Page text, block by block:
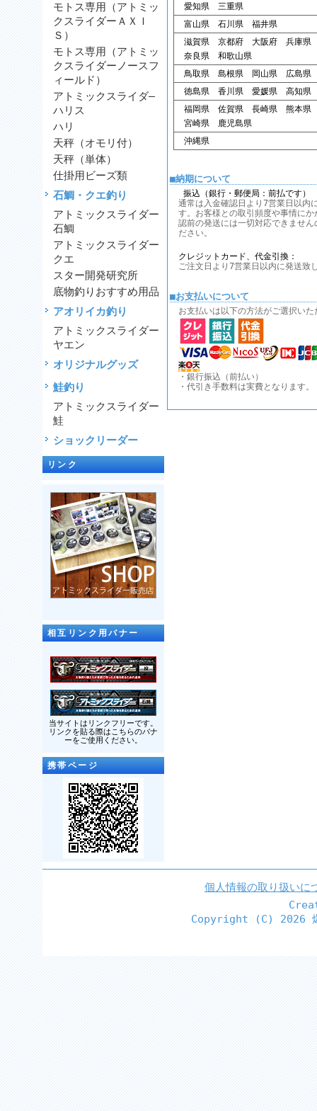
モトス専用（アトミッ
クスライダーＡＸＩ
Ｓ）
モトス専用（アトミッ
クスライダーノースフ
ィールド）
アトミックスライダ―
ハリス
ハリ
天秤（オモリ付）
天秤（単体）
仕掛用ビーズ類
石鯛・クエ釣り
アトミックスライダー
石鯛
アトミックスライダー
クエ
スター開発研究所
底物釣りおすすめ用品
アオリイカ釣り
アトミックスライダー
ヤエン
オリジナルグッズ
鮭釣り
アトミックスライダー
鮭
ショックリーダー
リンク
相互リンク用バナー
当サイトはリンクフリーです。
リンクを貼る際はこちらのバナ
ーをご使用ください。
携帯ページ
愛知県 三重県
富山県 石川県 福井県
滋賀県 京都府 大阪府 兵庫県
奈良県 和歌山県
鳥取県 島根県 岡山県 広島県
徳島県 香川県 愛媛県 高知県
福岡県 佐賀県 長崎県 熊本県
宮崎県 鹿児島県
沖縄県
■納期について
振込（銀行・郵便局：前払です）
通常は入金確認日より7営業日以内
す。お客様との取引頻度や事情に
認前の発送には一切対応できませ
ださい。
クレジットカード、代金引換：
ご注文日より7営業日以内に発送致
■お支払いについて
お支払いは以下の方法がご選択いた
・銀行振込（前払い）
・代引き手数料は実費となります。
個人情報の取り扱いに
Copyright (C) 2026